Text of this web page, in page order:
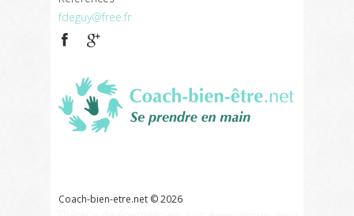
fdeguy@free.fr
Coach-bien-etre.net ©2026